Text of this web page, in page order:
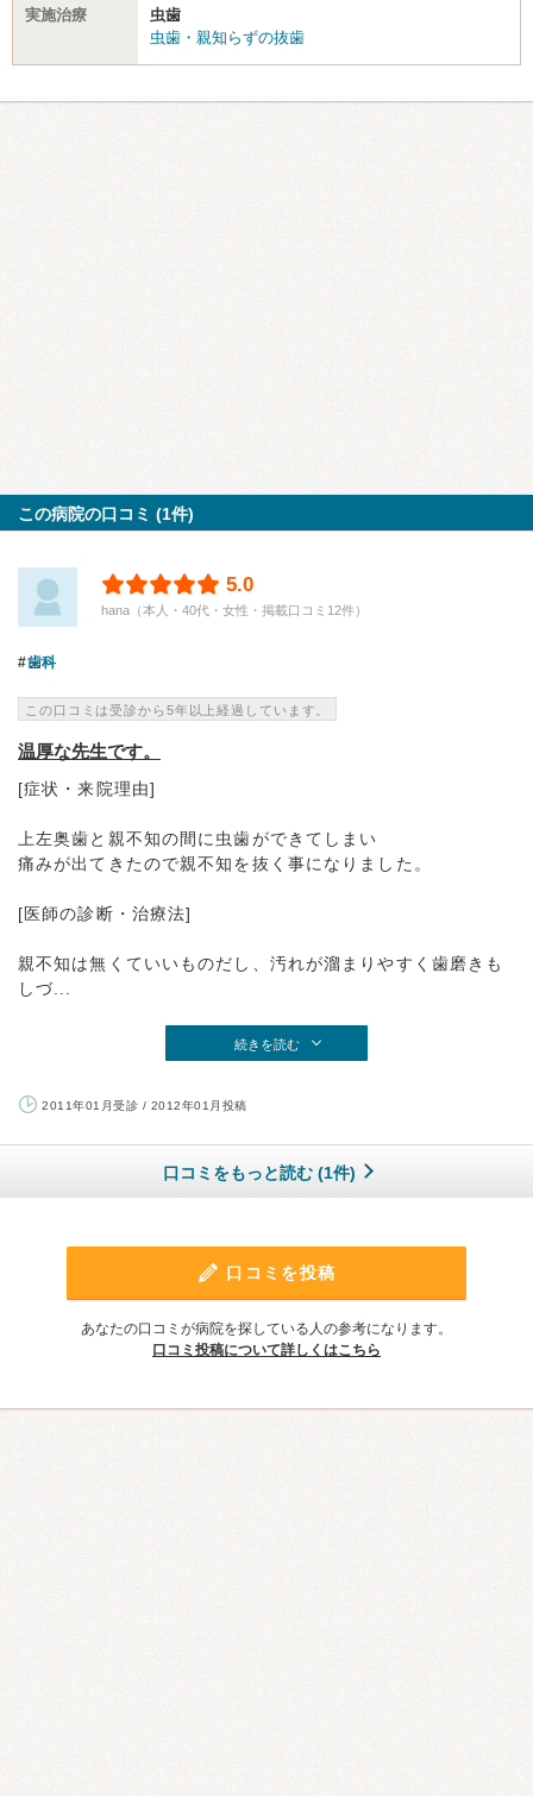
実施治療
虫歯
虫歯・親知らずの抜歯
この病院の口コミ (1件)
5.0
hana（本人・40代・女性・掲載口コミ12件）
歯科
この口コミは受診から5年以上経過しています。
温厚な先生です。
[症状・来院理由]
上左奥歯と親不知の間に虫歯ができてしまい
痛みが出てきたので親不知を抜く事になりました。
[医師の診断・治療法]
親不知は無くていいものだし、汚れが溜まりやすく歯磨きも
しづ...
続きを読む
2011年01月受診 / 2012年01月投稿
口コミをもっと読む (1件)
口コミを投稿
あなたの口コミが病院を探している人の参考になります。
口コミ投稿について詳しくはこちら